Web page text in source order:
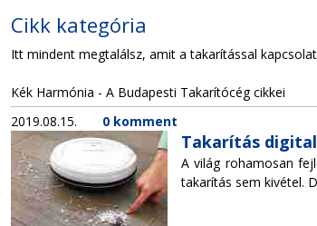
Cikk kategória
Itt mindent megtalálsz, amit a takarítással
Kék Harmónia - A Budapesti Takarítócég cikkei
2019.08.15.
0 komment
Takarítás
A világ rohamosan
takarítás sem kivétel.